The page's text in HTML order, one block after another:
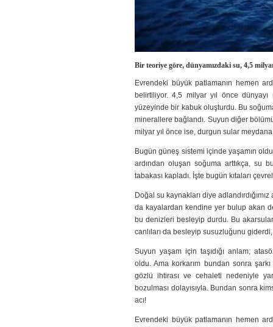
Bir teoriye göre, dünyamızdaki su, 4,5
Evrendeki büyük patlamanın hemen
belirtiliyor. 4,5 milyar yıl önce
yüzeyinde bir kabuk oluşturdu. Bu
minerallere bağlandı. Suyun diğer
milyar yıl önce ise, durgun sular
Bugün güneş sistemi içinde yaşamın
ardından oluşan soğuma arttıkça, su
tabakası kapladı. İşte bugün kıtaları
Doğal su kaynakları diye
da kayalardan kendine yer bulup akan
bu denizleri besleyip durdu. Bu
canlıları da besleyip susuzluğunu
Suyun yaşam için taşıdığı anlam;
oldu. Ama korkarım bundan sonra
gözlü ihtirası ve cehaleti nedeniyle
bozulması dolayısıyla. Bundan sonra
acı!
Evrendeki büyük patlamanın hemen